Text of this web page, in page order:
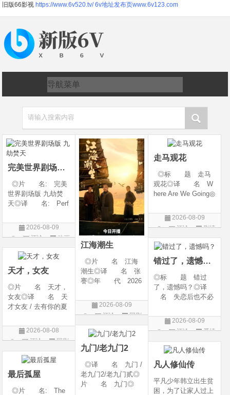
旧版66影视 https://www.6v520.tv/ 6v地址发布页www.6v123.com
请输入搜索内容
完美世界剧场版 九劫焚天
◎片 名: 完美
世界剧场版 九劫焚
天◎译 名: Perf
ne Calamities Burnin
g Heaven / Perfect
ribulations Incinerate
the H
2026-08-09
评论
动画
片
江海潮生
◎片 名 江海
潮生◎译 名 张
謇◎年 代 2026
陆◎类 别 传记
/ 历史 / 古装◎语
上映日期 2026-07-
20(中国大陆)◎
2026-08-09
评论
国剧
走马观花
◎标 题 走马
观花◎译 名 W
here Are We Going◎
产 地 中国大陆
◎类 别 剧情◎
话◎上映日期 2026
-06-12(中国大陆)◎
2026-08-09
评论
剧情
片
错过了，遗憾吗？
◎标 题 错过
了，遗憾吗？◎译
名 失恋后也不必
rself◎年 代 20
26◎产 地 中国
剧 / 爱情◎语
言 汉语普通话◎上
映
2026-08-09
评论
爱情
片
天才，女友
◎片 名 天才，
女友◎译 名 天
才女友 / 去有你的夏
年 代 2026◎
产 地 中国大陆
爱情◎语 言 汉
语普通话◎上映日期
2026-08-08
评论
国剧
九门/老九门2
◎译 名 九门 /
老九门2/老九门贰◎
片 名 九门◎
凡人修仙传
平凡少年韩立出生贫
困，为了让家人过上
最后孤屋
◎片 名: The